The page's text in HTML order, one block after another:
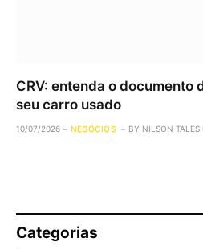
CRV: entenda o documento
seu carro usado
10/07/2026 NEGÓCIOS BY NILSON TALES
Categorias